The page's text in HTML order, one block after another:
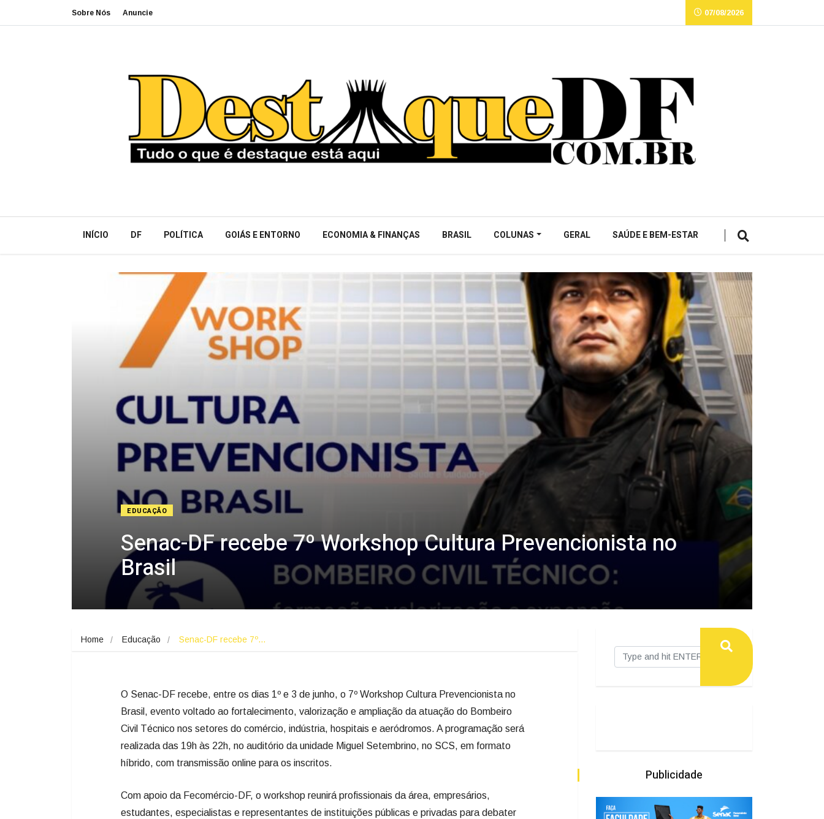
Sobre Nós Anuncie 07/08/2026
INÍCIO DF POLÍTICA GOIÁS E ENTORNO ECONOMIA & FINANÇAS BRASIL COLUNAS GERAL SAÚDE E BEM-ESTAR
EDUCAÇÃO
Senac-DF recebe 7º Workshop Cultura Prevencionista no
Brasil
Home Educação Senac-DF recebe 7º…
O Senac-DF recebe, entre os dias 1º e 3 de junho, o 7º Workshop Cultura Prevencionista no
Brasil, evento voltado ao fortalecimento, valorização e ampliação da atuação do Bombeiro
Civil Técnico nos setores do comércio, indústria, hospitais e aeródromos. A programação será
realizada das 19h às 22h, no auditório da unidade Miguel Setembrino, no SCS, em formato
híbrido, com transmissão online para os inscritos.
Com apoio da Fecomércio-DF, o workshop reunirá profissionais da área, empresários,
estudantes, especialistas e representantes de instituições públicas e privadas para debater
Publicidade